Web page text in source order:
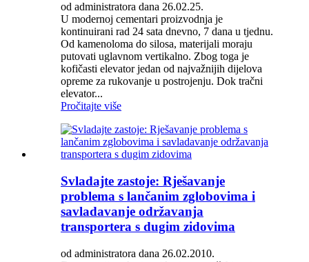
od administratora dana 26.02.25.
U modernoj cementari proizvodnja je
kontinuirani rad 24 sata dnevno, 7 dana u tjednu.
Od kamenoloma do silosa, materijali moraju
putovati uglavnom vertikalno. Zbog toga je
kofičasti elevator jedan od najvažnijih dijelova
opreme za rukovanje u postrojenju. Dok tračni
elevator...
Pročitajte više
Svladajte zastoje: Rješavanje
problema s lančanim zglobovima i
savladavanje održavanja
transportera s dugim zidovima
od administratora dana 26.02.2010.